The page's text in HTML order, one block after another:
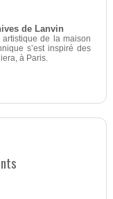
de Lanvin
de la maison
s’est inspiré des
à Paris.